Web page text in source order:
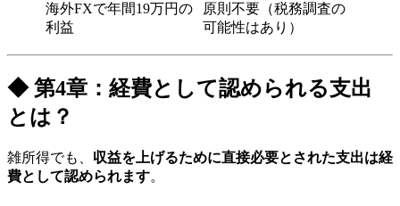
海外FXで年間19万円の
利益
原則不要（税務調査の
可能性はあり）
◆ 第4章：経費として認められる支出
とは？
雑所得でも、 収益を上げるために直接必要とされた支出は経
費として認められます。